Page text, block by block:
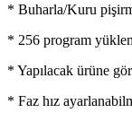
* Buharla/Kuru
* 256 program
* Yapılacak ürüne
* Faz hız